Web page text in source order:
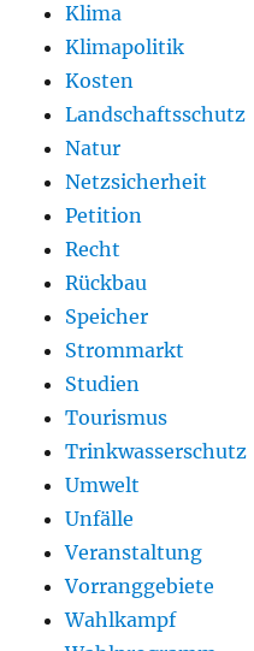
Klima
Klimapolitik
Kosten
Landschaftsschutz
Natur
Netzsicherheit
Petition
Recht
Rückbau
Speicher
Strommarkt
Studien
Tourismus
Trinkwasserschutz
Umwelt
Unfälle
Veranstaltung
Vorranggebiete
Wahlkampf